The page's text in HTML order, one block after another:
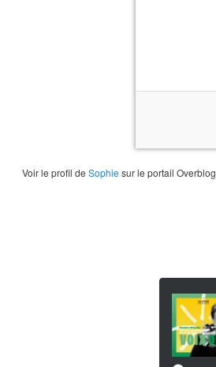
Voir le profil de Sophie sur le portail Overblog